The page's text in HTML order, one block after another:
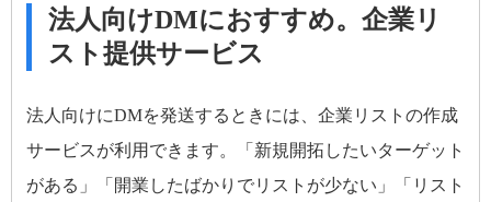
法人向けDMにおすすめ。企業リ
スト提供サービス
法人向けにDMを発送するときには、企業リストの作成
サービスが利用できます。「新規開拓したいターゲット
がある」「開業したばかりでリストが少ない」「リスト